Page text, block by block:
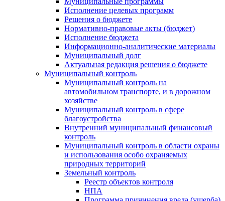
Исполнение целевых программ
Решения о бюджете
Нормативно-правовые акты (бюджет)
Исполнение бюджета
Информационно-аналитические материалы
Муниципальный долг
Актуальная редакция решения о бюджете
Муниципальный контроль
Муниципальный контроль на
автомобильном транспорте, и в дорожном
хозяйстве
Муниципальный контроль в сфере
благоустройства
Внутренний муниципальный финансовый
контроль
Муниципальный контроль в области охраны
и использования особо охраняемых
природных территорий
Земельный контроль
Реестр объектов контроля
НПА